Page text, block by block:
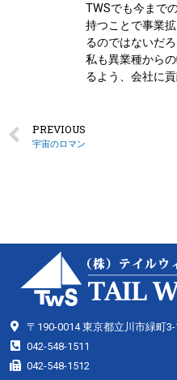
TWSでも今まで
持つことで事業
るのではないだろ
私も異業種から
るよう、会社に
PREVIOUS
宇宙のロマン
〒190-0014 東京都立川市緑町3-
042-548-1511
042-548-1512